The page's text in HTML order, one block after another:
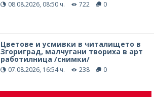
08.08.2026, 08:50 ч. 722 0
Цветове и усмивки в читалището в
Згориград, малчугани твориха в арт
работилница /снимки/
07.08.2026, 16:54 ч. 238 0